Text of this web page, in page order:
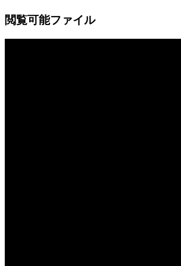
閲覧可能ファイル